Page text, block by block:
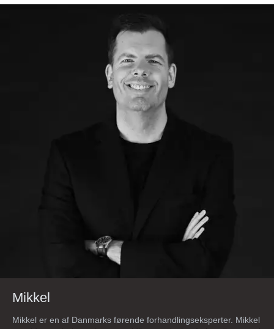
Mikkel
Mikkel er en af Danmarks førende forhandlingseksperter. Mikkel